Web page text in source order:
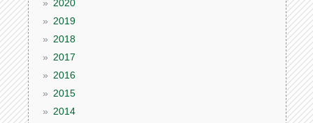
2020
2019
2018
2017
2016
2015
2014